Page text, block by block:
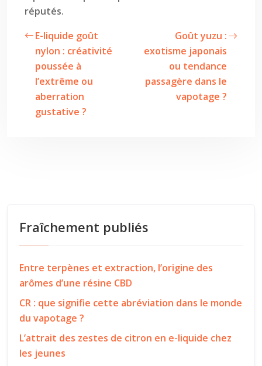
réputés.
E-liquide goût
nylon : créativité
poussée à
l’extrême ou
aberration
gustative ?
Goût yuzu :
exotisme japonais
ou tendance
passagère dans le
vapotage ?
Fraîchement publiés
Entre terpènes et extraction, l’origine des
arômes d’une résine CBD
CR : que signifie cette abréviation dans le monde
du vapotage ?
L’attrait des zestes de citron en e-liquide chez
les jeunes